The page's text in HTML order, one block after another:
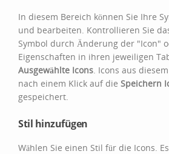
In diesem Bereich können Sie Ihre
und bearbeiten. Kontrollieren Sie
Symbol durch Änderung der "Icon"
Eigenschaften in ihren jeweiligen
Ausgewählte Icons . Icons aus
nach einem Klick auf die Speichern
gespeichert.
Stil hinzufügen
Wählen Sie einen Stil für die Icons.